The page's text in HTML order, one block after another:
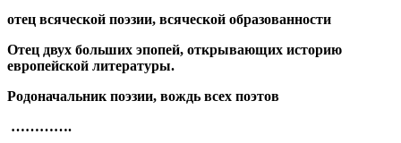
отец всяческой поэзии, всяческой образованности
Отец двух больших эпопей, открывающих историю
европейской литературы.
Родоначальник поэзии, вождь всех поэтов
………….